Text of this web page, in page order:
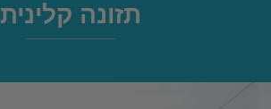
תזונה קלינית